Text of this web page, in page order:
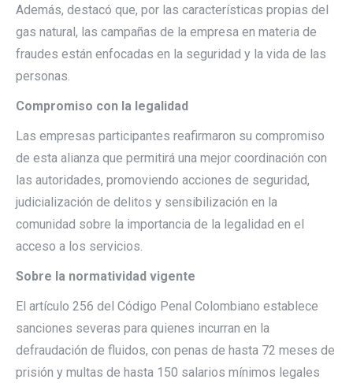
Además, destacó que, por las características propias del
gas natural, las campañas de la empresa en materia de
fraudes están enfocadas en la seguridad y la vida de las
personas.
Compromiso con la legalidad
Las empresas participantes reafirmaron su compromiso
de esta alianza que permitirá una mejor coordinación con
las autoridades, promoviendo acciones de seguridad,
judicialización de delitos y sensibilización en la
comunidad sobre la importancia de la legalidad en el
acceso a los servicios.
Sobre la normatividad vigente
El artículo 256 del Código Penal Colombiano establece
sanciones severas para quienes incurran en la
defraudación de fluidos, con penas de hasta 72 meses de
prisión y multas de hasta 150 salarios mínimos legales